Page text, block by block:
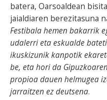
batera, Oarsoaldean
jaialdiaren berezitasuna
Festibala hemen bakarrik
udalerri eta eskualde
ikuskizunik kanpotik
be, eta hori da
propioa dauen helmugea
jarraitzen ez deutsena.